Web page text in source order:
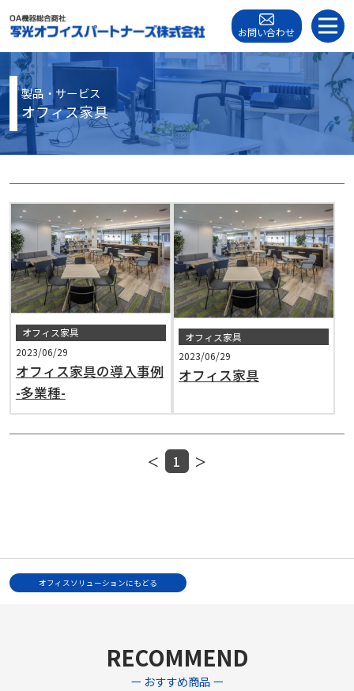
お問い合わせ
製品・サービス
オフィス家具
オフィス家具
2023/06/29
オフィス家具の導入事例
-多業種-
オフィス家具
2023/06/29
オフィス家具
＜ 1 ＞
オフィスソリューションにもどる
RECOMMEND
ー おすすめ商品 ー